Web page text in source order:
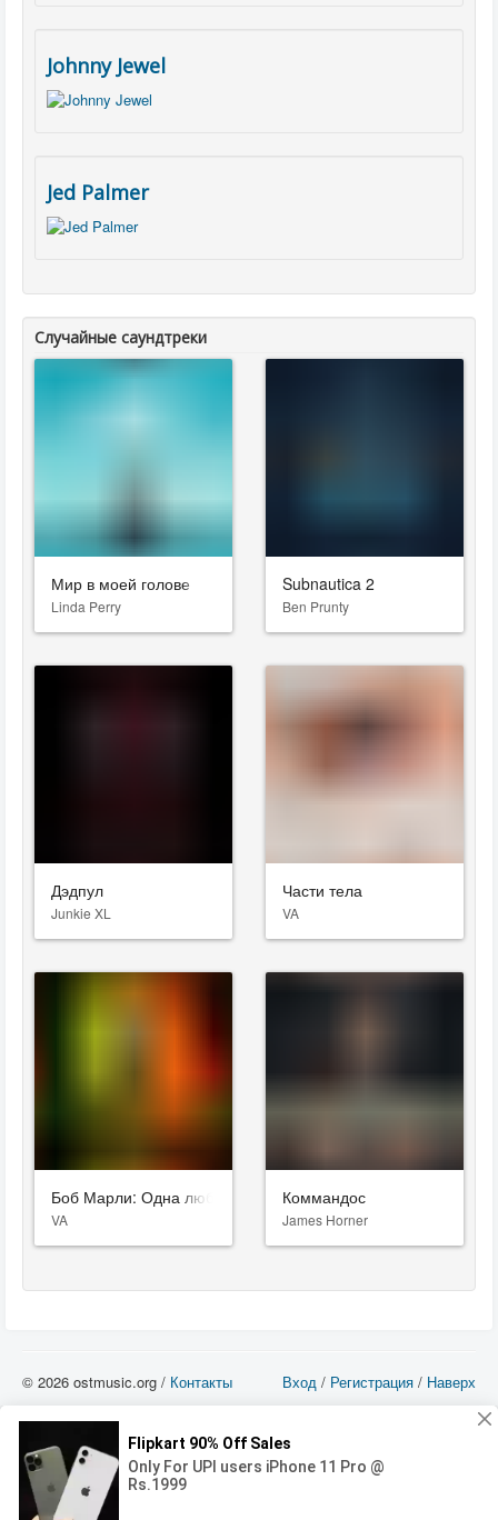
Johnny Jewel
Jed Palmer
Случайные саундтреки
Мир в моей голове
Linda Perry
Subnautica 2
Ben Prunty
Дэдпул
Junkie XL
Части тела
VA
Боб Марли: Одна любовь
VA
Коммандос
James Horner
Вход / Регистрация / Наверх
© 2026 ostmusic.org / Контакты
можете использовать такие материалы только в том в случае, если
использование производится с ознакомительными целями - для прочих целей
вы должны приобрести лицензионную запись.